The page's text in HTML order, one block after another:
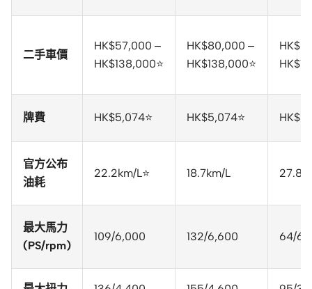
二手車價
HK$57,000 –
HK$138,000⭐
HK$80,000 –
HK$138,000⭐
牌費 HK$5,074⭐ HK$5,074⭐
官方公布
油耗
22.2km/L⭐ 18.7km/L
最大馬力
(PS/rpm)
109/6,000 132/6,600 64/